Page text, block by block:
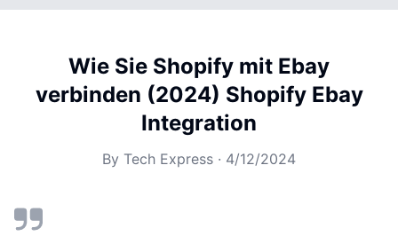
Wie Sie Shopify mit Ebay
verbinden (2024) Shopify Ebay
Integration
By Tech Express · 4/12/2024